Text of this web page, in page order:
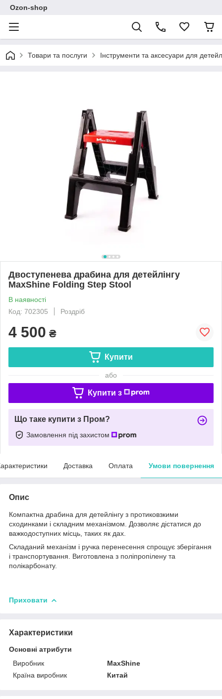
Ozon-shop
Товари та послуги Інструменти та аксесуари для
Двоступенева драбина для детейлінгу
MaxShine Folding Step Stool
В наявності
Код: 702305
Роздріб
4 500 ₴
Купити
або
Купити з
Що таке купити з Пром?
Замовлення під захистом
Доставка Оплата Умови повернення
Опис
Компактна драбина для детейлінгу з протиковзкими
сходинками і складним механізмом. Дозволяє дістатися до
важкодоступних місць, таких як дах.
Складаний механізм і ручка перенесення спрощує зберігання
і транспортування. Виготовлена з поліпропілену та
полікарбонату.
Приховати
Характеристики
Основні атрибути
Виробник
MaxShine
Країна виробник
Китай